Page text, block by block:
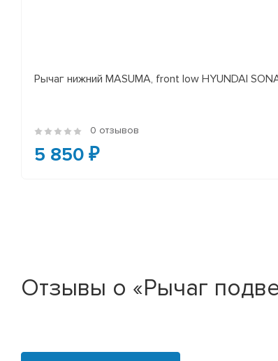
Рычаг нижний MASUMA, front low HYUNDAI
0 отзывов
5 850 ₽
Отзывы о «Рычаг